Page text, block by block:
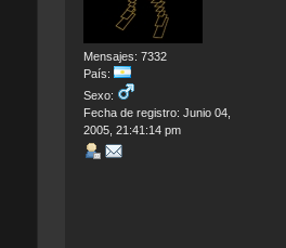
Mensajes: 7332
País:
Sexo:
Fecha de registro: Junio 04,
2005, 21:41:14 pm